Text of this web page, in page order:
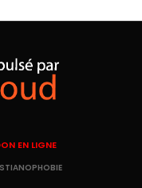
EN LIGNE